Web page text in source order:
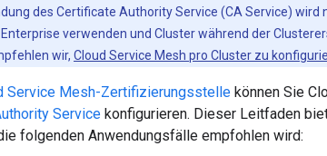
des Certificate Authority Service (CA Service)
Enterprise verwenden und Cluster während der
wir, Cloud Service Mesh pro Cluster zu
Service Mesh-Zertifizierungsstelle können Sie
Service konfigurieren. Dieser Leitfaden
folgenden Anwendungsfälle empfohlen wird: